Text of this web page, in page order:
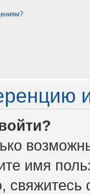
имя